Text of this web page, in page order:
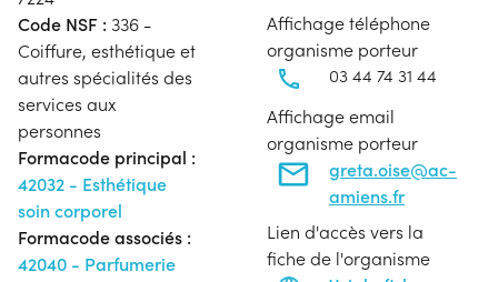
Code NSF : 336 -
Coiffure, esthétique et
autres spécialités des
services aux
personnes
Formacode principal :
42032 - Esthétique
soin corporel
Formacode associés :
42040 - Parfumerie
Affichage téléphone
organisme porteur
03 44 74 31 44
Affichage email
organisme porteur
greta.oise@ac-
amiens.fr
Lien d'accès vers la
fiche de l'organisme